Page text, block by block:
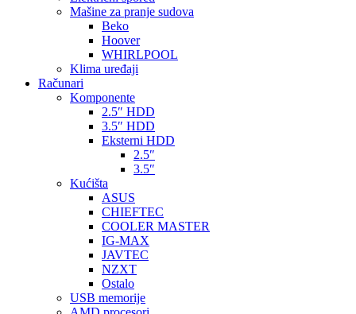
Mašine za pranje sudova
Beko
Hoover
WHIRLPOOL
Klima uređaji
Računari
Komponente
2.5″ HDD
3.5″ HDD
Eksterni HDD
2.5″
3.5″
Kućišta
ASUS
CHIEFTEC
COOLER MASTER
IG-MAX
JAVTEC
NZXT
Ostalo
USB memorije